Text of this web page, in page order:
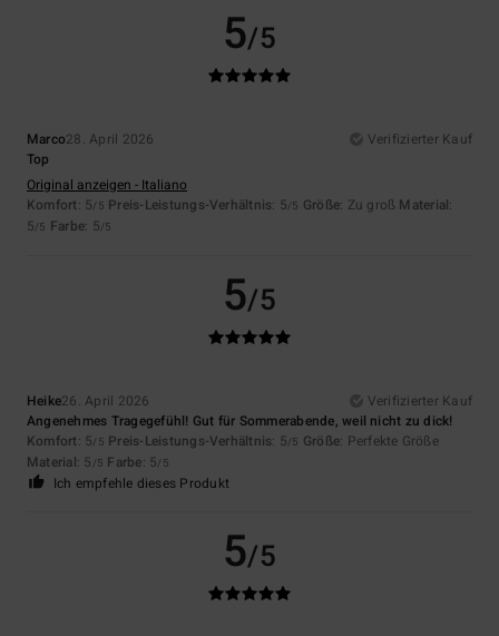
5/5
Marco28. April 2026
Verifizierter Kauf
Top
Original anzeigen - Italiano
Komfort: 5/5 Preis-Leistungs-Verhältnis: 5/5 Größe: Zu groß Material:
5/5 Farbe: 5/5
5/5
Heike26. April 2026
Verifizierter Kauf
Angenehmes Tragegefühl! Gut für Sommerabende, weil nicht zu dick!
Komfort: 5/5 Preis-Leistungs-Verhältnis: 5/5 Größe: Perfekte Größe
Material: 5 /5 Farbe: 5/5
Ich empfehle dieses Produkt
5/5